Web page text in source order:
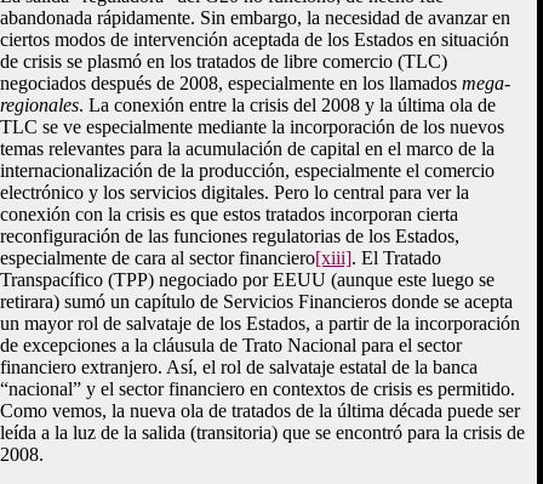
abandonada rápidamente. Sin embargo, la necesidad de avanzar en
ciertos modos de intervención aceptada de los Estados en situación
de crisis se plasmó en los tratados de libre comercio (TLC)
negociados después de 2008, especialmente en los llamados mega-
regionales. La conexión entre la crisis del 2008 y la última ola de
TLC se ve especialmente mediante la incorporación de los nuevos
temas relevantes para la acumulación de capital en el marco de la
internacionalización de la producción, especialmente el comercio
electrónico y los servicios digitales. Pero lo central para ver la
conexión con la crisis es que estos tratados incorporan cierta
reconfiguración de las funciones regulatorias de los Estados,
especialmente de cara al sector financiero[xiii]. El Tratado
Transpacífico (TPP) negociado por EEUU (aunque este luego se
retirara) sumó un capítulo de Servicios Financieros donde se acepta
un mayor rol de salvataje de los Estados, a partir de la incorporación
de excepciones a la cláusula de Trato Nacional para el sector
financiero extranjero. Así, el rol de salvataje estatal de la banca
“nacional” y el sector financiero en contextos de crisis es permitido.
Como vemos, la nueva ola de tratados de la última década puede ser
leída a la luz de la salida (transitoria) que se encontró para la crisis de
2008.